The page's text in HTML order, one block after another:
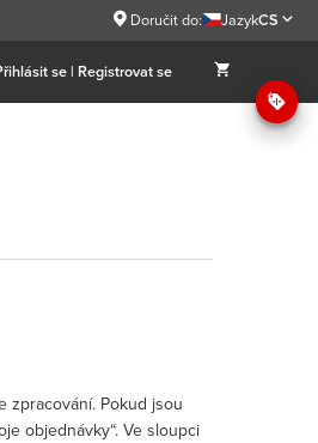
Doručit do: JazykCS
se | Registrovat se
zpracování. Pokud jsou
objednávky“. Ve sloupci